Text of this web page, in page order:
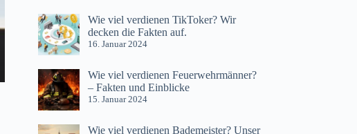
Wie viel verdienen TikToker? Wir
decken die Fakten auf.
16. Januar 2024
Wie viel verdienen Feuerwehrmänner?
– Fakten und Einblicke
15. Januar 2024
Wie viel verdienen Bademeister? Unser